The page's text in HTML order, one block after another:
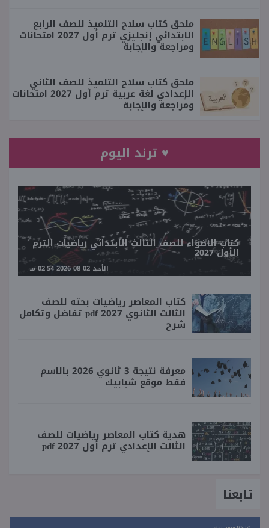
ملحق كتاب سلاح التلميذ للصف الرابع
الابتدائي إنجليزي ترم أول 2027 امتحانات
ومراجعة والإجابة
ملحق كتاب سلاح التلميذ للصف الثاني
الإعدادي لغة عربية ترم أول 2027 امتحانات
ومراجعة والإجابة
♥ ترند اليوم
كتاب الأضواء للصف الثالث الابتدائي رياضيات الترم
الأول 2027
الأحد 02-08-2026 02:54 مـ
كتاب المعاصر رياضيات بحته للصف
الثالث الثانوي 2027 pdf تفاضل وتكامل
شرح
معرفة نتيجة 3 ثانوي 2026 بالاسم
فقط موقع شبابيك
هدية كتاب المعاصر رياضيات للصف
الثالث الإعدادي ترم أول 2027 pdf
تابعنا